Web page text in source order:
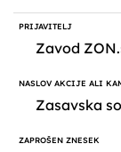
Zavod
Zasavska